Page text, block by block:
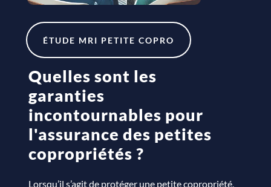
ÉTUDE MRI PETITE COPRO
Quelles sont les
garanties
incontournables pour
l'assurance des petites
copropriétés ?
Lorsqu’il s’agit de protéger une petite copropriété,